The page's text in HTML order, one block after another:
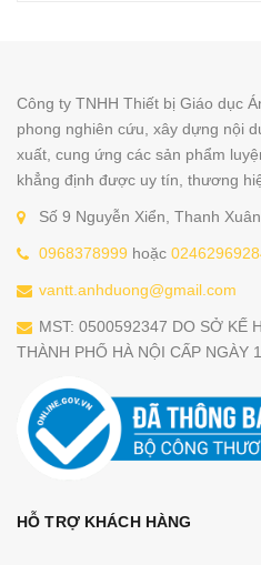
Công ty TNHH Thiết bị Giáo dục
phong nghiên cứu, xây dựng nội
xuất, cung ứng các sản phẩm
khẳng định được uy tín, thương
Số 9 Nguyễn Xiển, Thanh
0968378999 hoặc
vantt.anhduong@gmail.com
MST: 0500592347 DO SỞ KẾ
THÀNH PHỐ HÀ NỘI CẤP NGÀY
HỖ TRỢ KHÁCH HÀNG